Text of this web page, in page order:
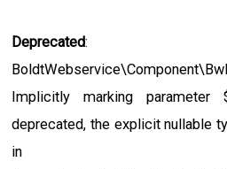
Deprecated:
Implicitly marking
deprecated, the explicit nullable
in